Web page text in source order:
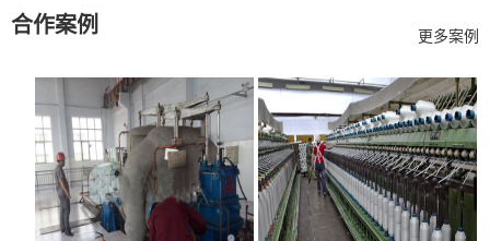
更多案例
合作案例